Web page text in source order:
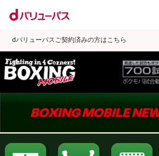
dバリューパスご契約済みの方はこちら